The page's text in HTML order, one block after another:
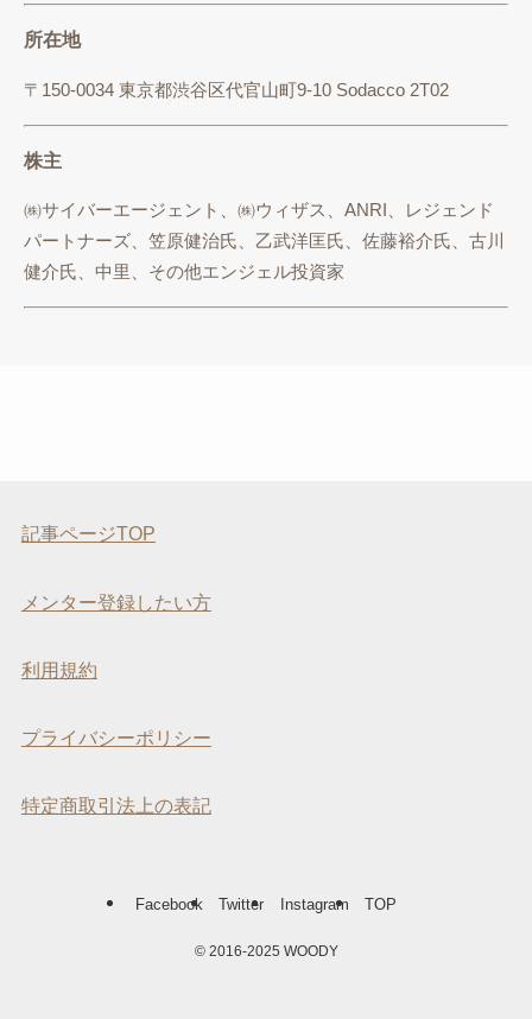
所在地
〒150-0034 東京都渋谷区代官山町9-10 Sodacco 2T02
株主
㈱サイバーエージェント、㈱ウィザス、ANRI、レジェンド
パートナーズ、笠原健治氏、乙武洋匡氏、佐藤裕介氏、古川
健介氏、中里、その他エンジェル投資家
記事ページTOP
メンター登録したい方
利用規約
プライバシーポリシー
特定商取引法上の表記
Facebook Twitter Instagram TOP
©2016-2025 WOODY